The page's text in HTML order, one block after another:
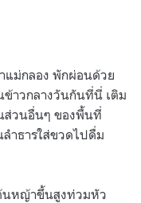
แม่กลอง พักผ่อนด้วย
าวกลางวันกันที่นี่ เติม
ส่วนอื่นๆ ของพื้นที่
ำธารใส่ขวดไปดื่ม
นหญ้าขึ้นสูงท่วมหัว